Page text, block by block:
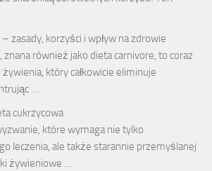
zasady, korzyści i wpływ na zdrowie
znana również jako dieta carnivore, to coraz
który całkowicie eliminuje
…
cukrzycowa
które wymaga nie tylko
leczenia, ale także starannie przemyślanej
żywieniowe …